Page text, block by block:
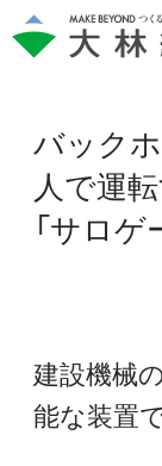
バック
人で運
「サロ
建設機械
能な装置